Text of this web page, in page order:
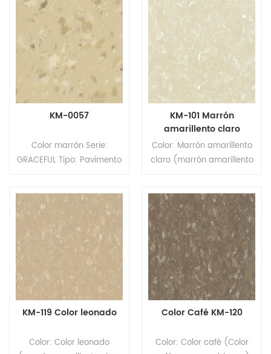
2,0 mm (espesor) x 2,0 m
(ancho) x 20 m (largo).
Superficie: revestimiento
PUR
2,0 mm (espesor) x 2,0 m
(ancho) x 20 m (largo).
Superficie: revestimiento
PUR
KM-0057
Color marrón Serie:
GRACEFUL Tipo: Pavimento
2,0 mm (espesor) x 2,0 m
(ancho) x 20 m (largo).
Superficie: revestimiento
PUR
KM-101 Marrón
amarillento claro
Color: Marrón amarillento
claro (marrón amarillento
Pavimento homogéneo de
PVC Formato: Rollos
Tamaño: 2,0 mm
(espesor) x 2,0 m (ancho)
x 20 m (largo). Superficie:
revestimiento PUR
KM-119 Color leonado
Color: Color leonado
Color Café KM-120
Color: Color café (Color